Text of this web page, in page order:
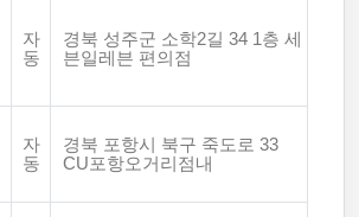
자
동
경북 성주군 소학2길 34 1층 세
븐일레븐 편의점
자
동
경북 포항시 북구 죽도로 33
CU포항오거리점내